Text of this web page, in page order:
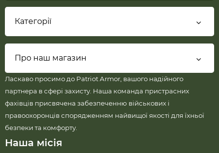
Категорії
Про наш магазин
Ласкаво просимо до Patriot Armor, вашого надійного
партнера в сфері захисту. Наша команда пристрасних
фахівців присвячена забезпеченню військових і
правоохоронців спорядженням найвищої якості для їхньої
безпеки та комфорту.
Наша місія